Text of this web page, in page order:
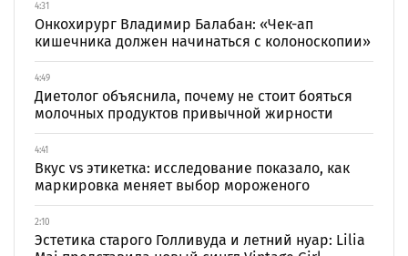
4:31
Онкохирург Владимир Балабан: «Чек-ап
кишечника должен начинаться с колоноскопии»
4:49
Диетолог объяснила, почему не стоит бояться
молочных продуктов привычной жирности
4:41
Вкус vs этикетка: исследование показало, как
маркировка меняет выбор мороженого
2:10
Эстетика старого Голливуда и летний нуар: Lilia